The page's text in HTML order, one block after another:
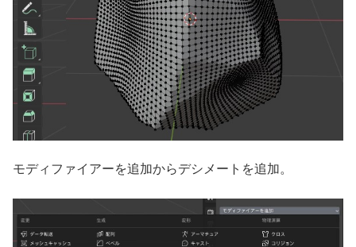
モディファイアーを追加からデシメートを追加。